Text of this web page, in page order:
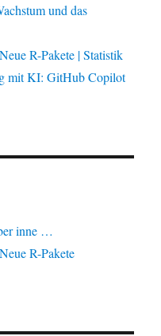
und das
R-Pakete | Statistik
mit KI: GitHub Copilot
inne …
R-Pakete